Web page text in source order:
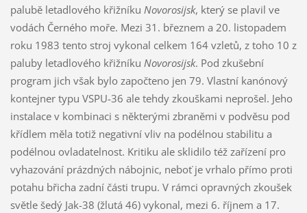
palubě letadlového křižníku Novorosijsk, který se plavil ve
vodách Černého moře. Mezi 31. březnem a 20. listopadem
roku 1983 tento stroj vykonal celkem 164 vzletů, z toho 10 z
paluby letadlového křižníku Novorosijsk. Pod zkušební
program jich však bylo započteno jen 79. Vlastní kanónový
kontejner typu VSPU-36 ale tehdy zkouškami neprošel. Jeho
instalace v kombinaci s některými zbraněmi v podvěsu pod
křídlem měla totiž negativní vliv na podélnou stabilitu a
podélnou ovladatelnost. Kritiku ale sklidilo též zařízení pro
vyhazování prázdných nábojnic, neboť je vrhalo přímo proti
potahu břicha zadní části trupu. V rámci opravných zkoušek
světle šedý Jak-38 (žlutá 46) vykonal, mezi 6. říjnem a 17.